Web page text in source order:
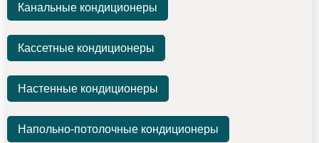
Канальные кондиционеры
Кассетные кондиционеры
Настенные кондиционеры
Напольно-потолочные кондиционеры